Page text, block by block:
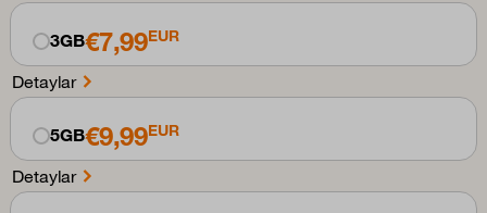
3GB€7,99EUR
Detaylar
5GB€9,99EUR
Detaylar